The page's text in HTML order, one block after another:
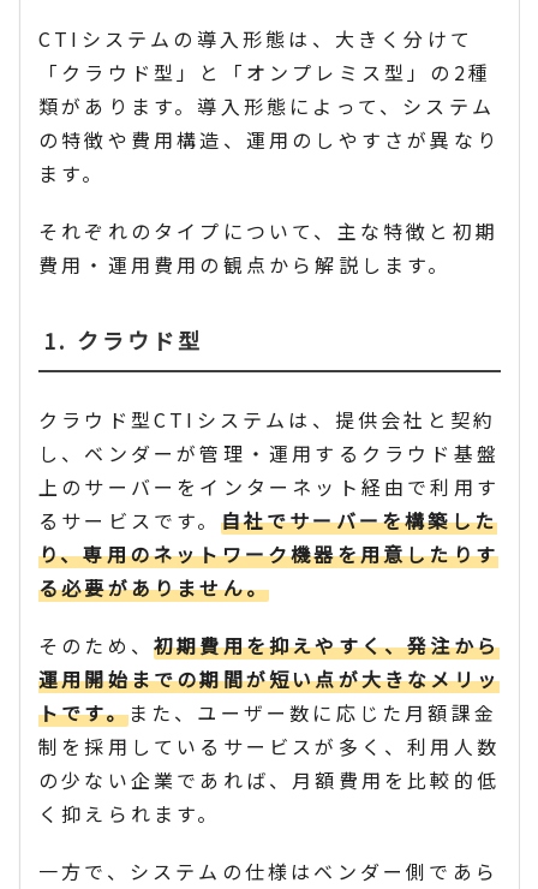
CTIシステムの導入形態は、大きく分けて
「クラウド型」と「オンプレミス型」の2種
類があります。導入形態によって、システム
の特徴や費用構造、運用のしやすさが異なり
ます。
それぞれのタイプについて、主な特徴と初期
費用・運用費用の観点から解説します。
1. クラウド型
クラウド型CTIシステムは、提供会社と契約
し、ベンダーが管理・運用するクラウド基盤
上のサーバーをインターネット経由で利用す
るサービスです。 自社でサーバーを構築した
り、専用のネットワーク機器を用意したりす
る必要がありません。
そのため、 初期費用を抑えやすく、発注から
運用開始までの期間が短い点が大きなメリッ
トです。また、ユーザー数に応じた月額課金
制を採用しているサービスが多く、利用人数
の少ない企業であれば、月額費用を比較的低
く抑えられます。
一方で、システムの仕様はベンダー側であら